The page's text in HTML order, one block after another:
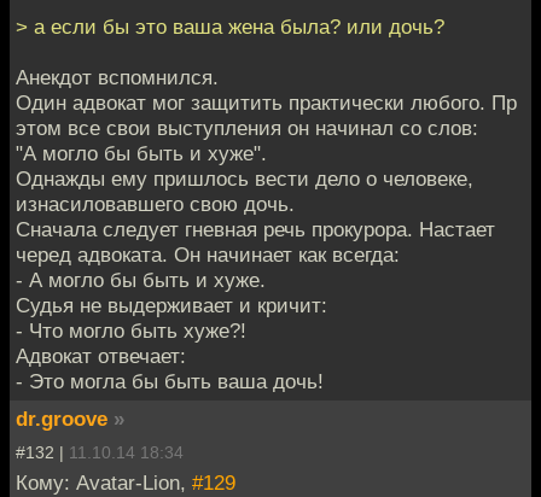
> а если бы это ваша жена была? или дочь?
Анекдот вспомнился.
Один адвокат мог защитить практически любого. Пр
этом все свои выступления он начинал со слов:
"А могло бы быть и хуже".
Однажды ему пришлось вести дело о человеке,
изнасиловавшего свою дочь.
Сначала следует гневная речь прокурора. Настает
черед адвоката. Он начинает как всегда:
- А могло бы быть и хуже.
Судья не выдерживает и кричит:
- Что могло быть хуже?!
Адвокат отвечает:
- Это могла бы быть ваша дочь!
dr.groove »
#132 | 11.10.14 18:34
Кому: Avatar-Lion, #129